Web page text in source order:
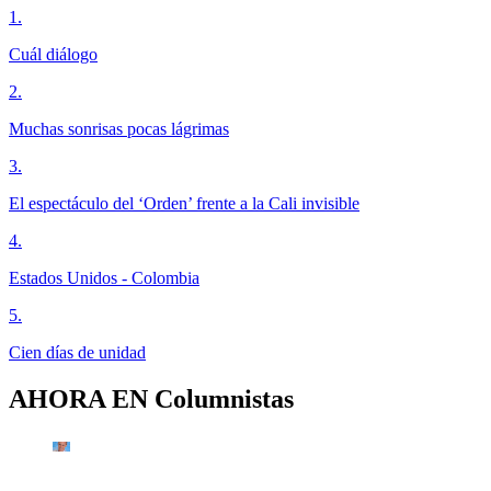
1 .
Cuál diálogo
2.
Muchas sonrisas pocas lágrimas
3.
El espectáculo del ‘Orden’ frente a la Cali invisible
4.
Estados Unidos - Colombia
5.
Cien días de unidad
AHORA EN Columnistas